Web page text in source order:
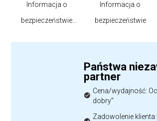
Informacja o
bezpieczeństwie
Informacja o
bezpieczeństwie
Państwa
partner
Cena/wydajność:
dobry"
Zadowolenie